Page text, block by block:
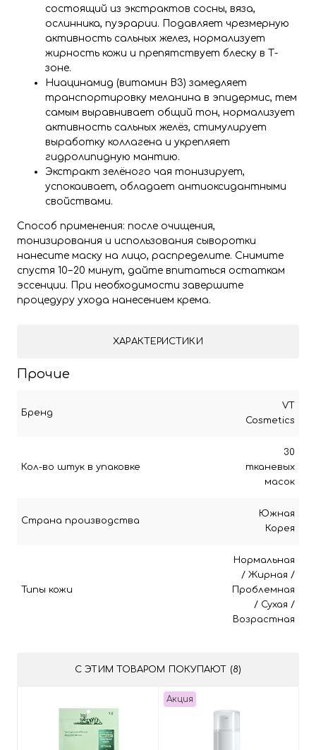
состоящий из экстрактов сосны, вяза,
ослинника, пуэрарии. Подавляет чрезмерную
активность сальных желез, нормализует
жирность кожи и препятствует блеску в Т-
зоне.
Ниацинамид (витамин B3) замедляет
транспортировку меланина в эпидермис, тем
самым выравнивает общий тон, нормализует
активность сальных желёз, стимулирует
выработку коллагена и укрепляет
гидролипидную мантию.
Экстракт зелёного чая тонизирует,
успокаивает, обладает антиоксидантными
свойствами.
Способ применения: после очищения,
тонизирования и использования сыворотки
нанесите маску на лицо, распределите. Снимите
спустя 10−20 минут, дайте впитаться остаткам
эссенции. При необходимости завершите
процедуру ухода нанесением крема.
ХАРАКТЕРИСТИКИ
Прочие
Бренд
VT
Cosmetics
Кол-во штук в упаковке
30
тканевых
масок
Страна производства
Южная
Корея
Типы кожи
Нормальная
/ Жирная /
Проблемная
/ Сухая /
Возрастная
С ЭТИМ ТОВАРОМ ПОКУПАЮТ (8)
Акция